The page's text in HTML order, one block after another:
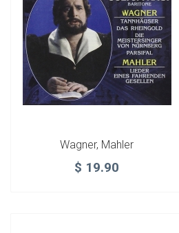
Wagner, Mahler
$ 19.90